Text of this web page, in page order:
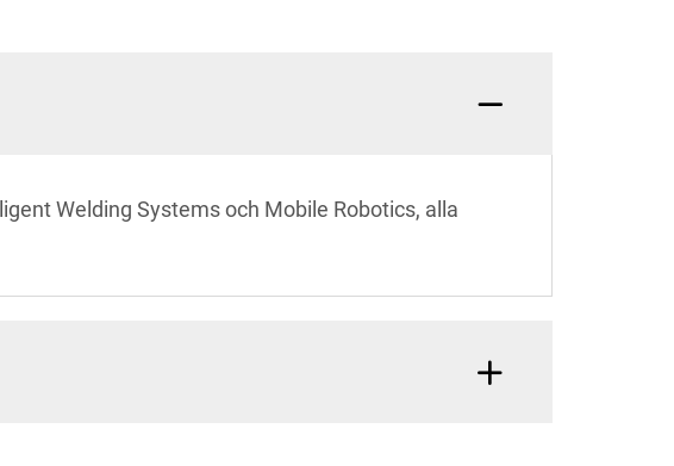
Welding Systems och Mobile Robotics, alla